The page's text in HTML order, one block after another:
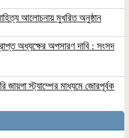
আলোচনায় মুখরিত অনুষ্ঠান
অধ্যক্ষের অপসারণ দাবি : সংসদ
জায়গা স্ট্যাম্পের মাধ্যমে জোরপূর্বক